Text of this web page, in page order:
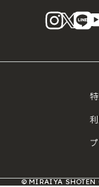
X
© MIRAIYA SHOTEN